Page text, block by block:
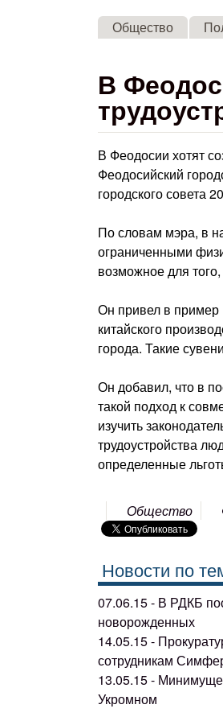
Общество
В
В Феодосии хотят
Феодосийский
городского совета
По словам мэра, в
ограниченными
возможное для
Он привел в пример
китайского
города. Такие
Он добавил, что в
такой подход к
изучить
трудоустройства
определенные
Общество
Новости по
07.06.15 - В РДКБ
новорожденных
14.05.15 -
сотрудникам
13.05.15 -
Укромном